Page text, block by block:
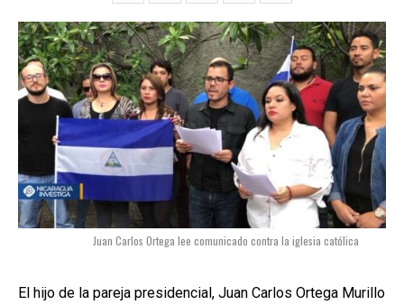
Juan Carlos Ortega lee comunicado contra la iglesia católica
El hijo de la pareja presidencial, Juan Carlos Ortega Murillo